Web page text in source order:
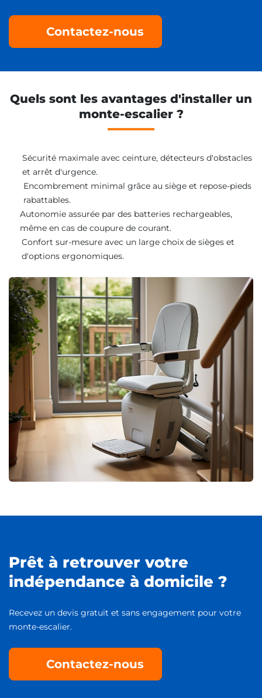
Contactez-nous
Quels sont les avantages d'installer un
monte-escalier ?
Sécurité maximale avec ceinture, détecteurs d'obstacles
et arrêt d'urgence.
Encombrement minimal grâce au siège et repose-pieds
rabattables.
Autonomie assurée par des batteries rechargeables,
même en cas de coupure de courant.
Confort sur-mesure avec un large choix de sièges et
d'options ergonomiques.
Prêt à retrouver votre
indépendance à domicile ?
Recevez un devis gratuit et sans engagement pour votre
monte-escalier.
Contactez-nous